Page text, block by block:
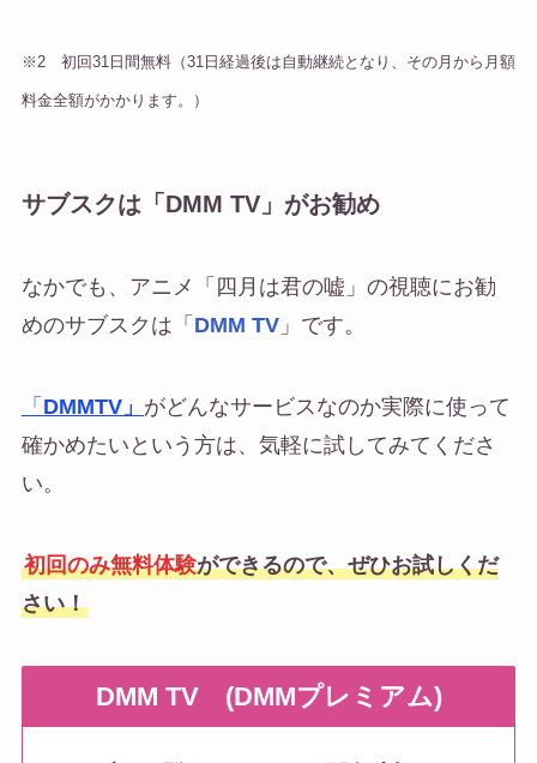
※2 初回31日間無料（31日経過後は自動継続となり、その月から月額
料金全額がかかります。）
サブスクは「DMM TV」がお勧め
なかでも、アニメ「四月は君の嘘」の視聴にお勧
めのサブスクは「 DMM TV」です。
「 DMMTV」 がどんなサービスなのか実際に使って
確かめたいという方は、気軽に試してみてくださ
い。
初回のみ無料体験ができるので、ぜひお試しくだ
さい！
DMM TV (DMMプレミアム)